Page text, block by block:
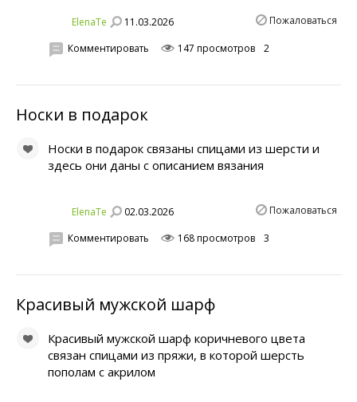
ElenaTe 11.03.2026 Пожаловаться
Комментировать 147 просмотров 2
Носки в подарок
Носки в подарок связаны спицами из шерсти и
здесь они даны с описанием вязания
ElenaTe 02.03.2026 Пожаловаться
Комментировать 168 просмотров 3
Красивый мужской шарф
Красивый мужской шарф коричневого цвета
связан спицами из пряжи, в которой шерсть
пополам с акрилом